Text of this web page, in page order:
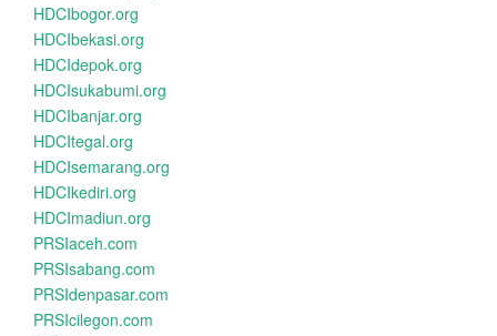
HDCIbogor.org
HDCIbekasi.org
HDCIdepok.org
HDCIsukabumi.org
HDCIbanjar.org
HDCItegal.org
HDCIsemarang.org
HDCIkediri.org
HDCImadiun.org
PRSIaceh.com
PRSIsabang.com
PRSIdenpasar.com
PRSIcilegon.com